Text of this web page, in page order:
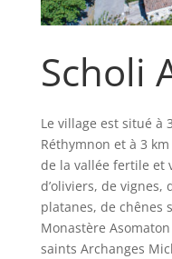
Scholi
Le village est situé à
Réthymnon et à 3
de la vallée fertile et
d’oliviers, de vignes,
platanes, de chênes
Monastère
saints Archanges